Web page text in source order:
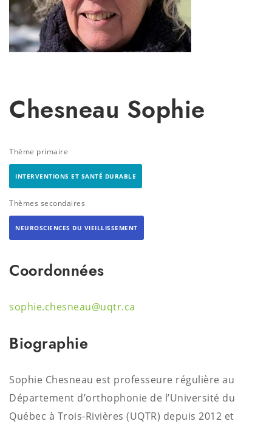
Chesneau Sophie
Thème primaire
INTERVENTIONS ET SANTÉ DURABLE
Thèmes secondaires
NEUROSCIENCES DU VIEILLISSEMENT
Coordonnées
sophie.chesneau@uqtr.ca
Biographie
Sophie Chesneau est professeure régulière au
Département d’orthophonie de l’Université du
Québec à Trois-Rivières (UQTR) depuis 2012 et